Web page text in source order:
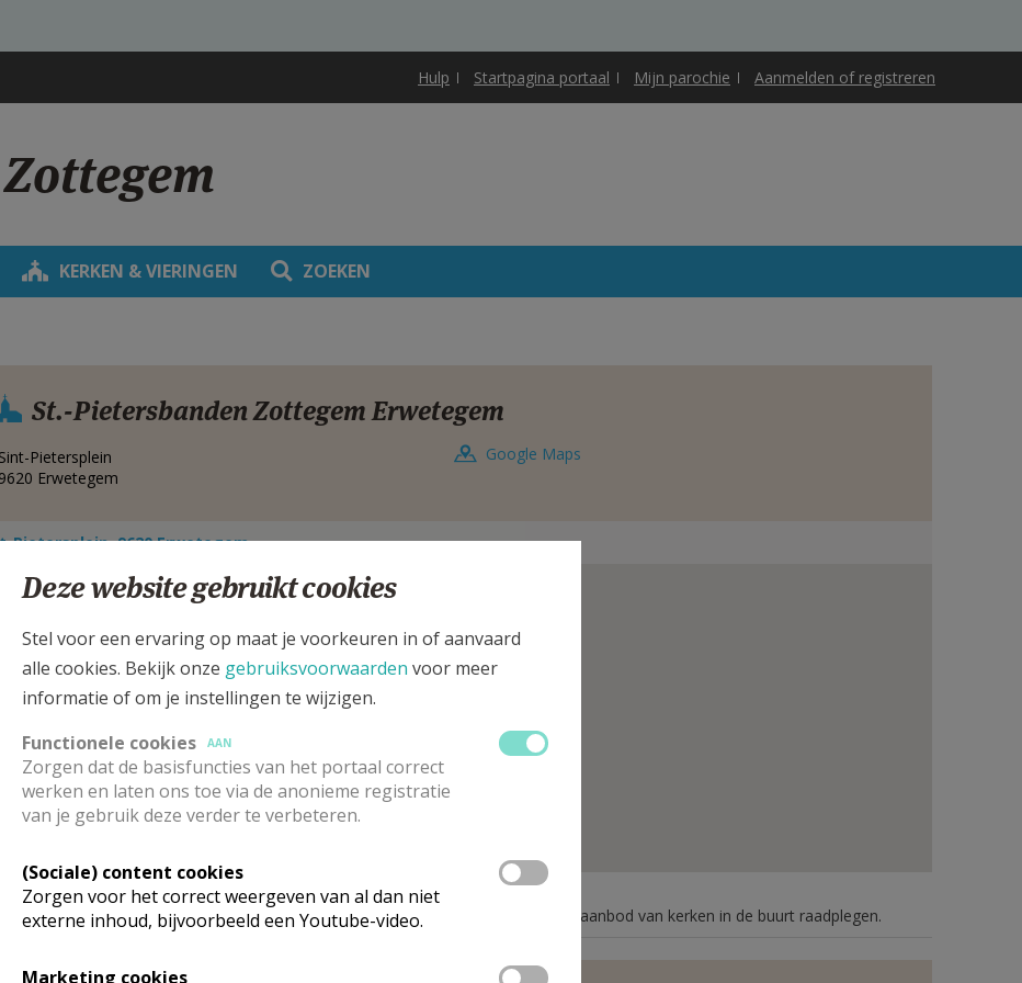
Hulp Startpagina portaal Mijn parochie Aanmelden of registreren
KERKEN & VIERINGEN ZOEKEN
St.-Pietersbanden Zottegem Erwetegem
Sint-Pietersplein
9620 Erwetegem
Google Maps
Pietersplein, 9620 Erwetegem
kerk vinden geen weekendvieringen plaats. Via de onderstaande lijst kan je het aanbod van kerken in de buurt raadplegen.
Deze website gebruikt cookies
Stel voor een ervaring op maat je voorkeuren in of aanvaard
alle cookies. Bekijk onze gebruiksvoorwaarden voor meer
informatie of om je instellingen te wijzigen.
Functionele cookies
AAN
Zorgen dat de basisfuncties van het portaal correct
werken en laten ons toe via de anonieme registratie
van je gebruik deze verder te verbeteren.
(Sociale) content cookies
Zorgen voor het correct weergeven van al dan niet
externe inhoud, bijvoorbeeld een Youtube-video.
Marketing cookies